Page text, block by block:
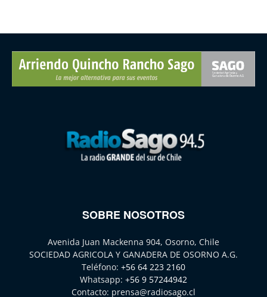
SOBRE NOSOTROS
Avenida Juan Mackenna 904, Osorno, Chile
SOCIEDAD AGRICOLA Y GANADERA DE OSORNO A.G.
Teléfono: +56 64 223 2160
Whatsapp: +56 9 57244942
Contacto: prensa@radiosago.cl